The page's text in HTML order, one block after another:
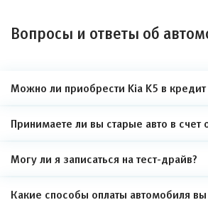
Вопросы и ответы об
Можно ли приобрести Kia K5 в кредит
Принимаете ли вы старые авто в счет
Могу ли я записаться на тест-драйв?
Какие способы оплаты автомобиля вы